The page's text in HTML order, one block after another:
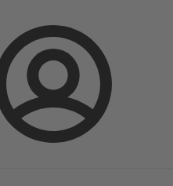
Prijava
Amarex KRT